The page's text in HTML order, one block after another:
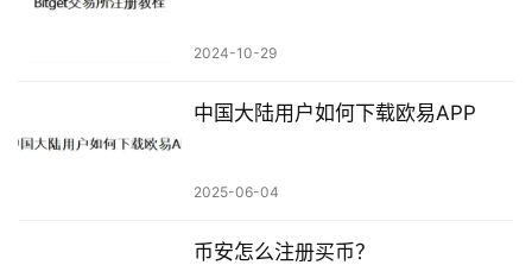
2024-10-29
中国大陆用户如何下载欧易APP
2025-06-04
币安怎么注册买币？